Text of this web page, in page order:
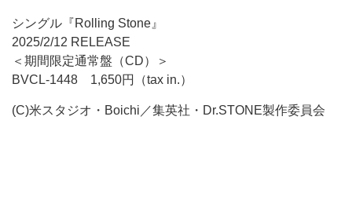
シングル『Rolling Stone』
2025/2/12 RELEASE
＜期間限定通常盤（CD）＞
BVCL-1448 1,650円（tax in.）
(C)米スタジオ・Boichi／集英社・Dr.STONE製作委員会